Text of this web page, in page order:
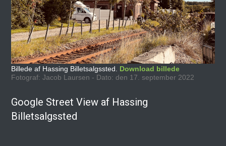
Billede af Hassing Billetsalgssted. Download billede
Fotograf: Jacob Laursen - Dato: den 17. september 2022
Google Street View af Hassing
Billetsalgssted